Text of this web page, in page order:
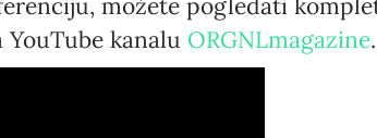
možete pogledati
YouTube kanalu ORGNLmagazine.